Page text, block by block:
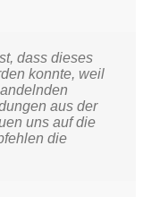
dass dieses
konnte, weil
aus der
uns auf die
die